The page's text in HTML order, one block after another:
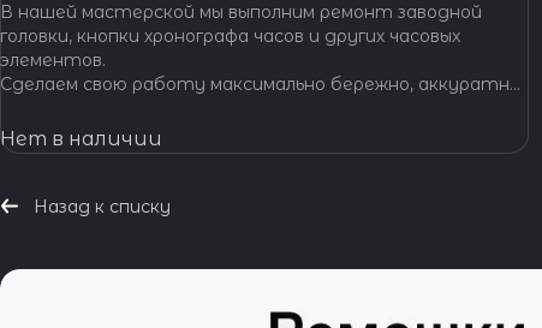
В нашей мастерской мы выполним ремонт заводной
головки, кнопки хронографа часов и других часовых
элементов.
Сделаем свою работу максимально бережно, аккуратно
часов.
Нет в наличии
Назад к списку